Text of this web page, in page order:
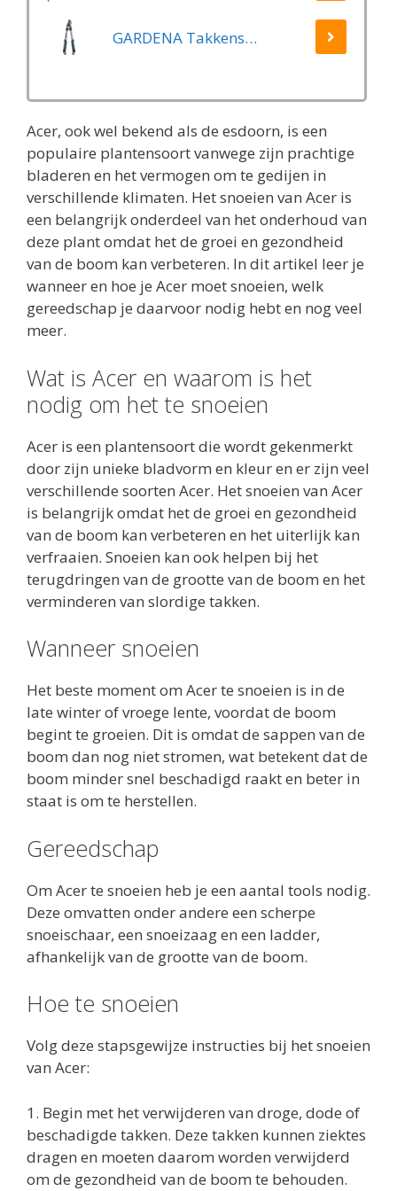
GARDENA Takkenschaar EasyCut 500 B EasyCut
Acer, ook wel bekend als de esdoorn, is een
populaire plantensoort vanwege zijn prachtige
bladeren en het vermogen om te gedijen in
verschillende klimaten. Het snoeien van Acer is
een belangrijk onderdeel van het onderhoud van
deze plant omdat het de groei en gezondheid
van de boom kan verbeteren. In dit artikel leer je
wanneer en hoe je Acer moet snoeien, welk
gereedschap je daarvoor nodig hebt en nog veel
meer.
Wat is Acer en waarom is het
nodig om het te snoeien
Acer is een plantensoort die wordt gekenmerkt
door zijn unieke bladvorm en kleur en er zijn veel
verschillende soorten Acer. Het snoeien van Acer
is belangrijk omdat het de groei en gezondheid
van de boom kan verbeteren en het uiterlijk kan
verfraaien. Snoeien kan ook helpen bij het
terugdringen van de grootte van de boom en het
verminderen van slordige takken.
Wanneer snoeien
Het beste moment om Acer te snoeien is in de
late winter of vroege lente, voordat de boom
begint te groeien. Dit is omdat de sappen van de
boom dan nog niet stromen, wat betekent dat de
boom minder snel beschadigd raakt en beter in
staat is om te herstellen.
Gereedschap
Om Acer te snoeien heb je een aantal tools nodig.
Deze omvatten onder andere een scherpe
snoeischaar, een snoeizaag en een ladder,
afhankelijk van de grootte van de boom.
Hoe te snoeien
Volg deze stapsgewijze instructies bij het snoeien
van Acer:
1. Begin met het verwijderen van droge, dode of
beschadigde takken. Deze takken kunnen ziektes
dragen en moeten daarom worden verwijderd
om de gezondheid van de boom te behouden.